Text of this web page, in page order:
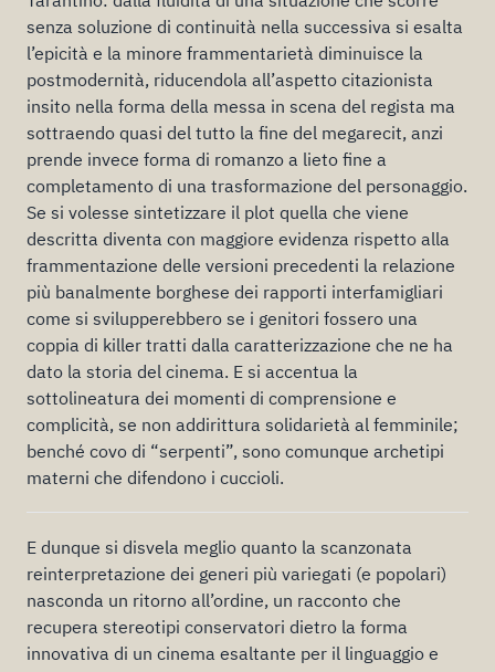
senza soluzione di continuità nella successiva si esalta
l’epicità e la minore frammentarietà diminuisce la
postmodernità, riducendola all’aspetto citazionista
insito nella forma della messa in scena del regista ma
sottraendo quasi del tutto la fine del megarecit, anzi
prende invece forma di romanzo a lieto fine a
completamento di una trasformazione del personaggio.
Se si volesse sintetizzare il plot quella che viene
descritta diventa con maggiore evidenza rispetto alla
frammentazione delle versioni precedenti la relazione
più banalmente borghese dei rapporti interfamigliari
come si svilupperebbero se i genitori fossero una
coppia di killer tratti dalla caratterizzazione che ne ha
dato la storia del cinema. E si accentua la
sottolineatura dei momenti di comprensione e
complicità, se non addirittura solidarietà al femminile;
benché covo di “serpenti”, sono comunque archetipi
materni che difendono i cuccioli.
E dunque si disvela meglio quanto la scanzonata
reinterpretazione dei generi più variegati (e popolari)
nasconda un ritorno all’ordine, un racconto che
recupera stereotipi conservatori dietro la forma
innovativa di un cinema esaltante per il linguaggio e